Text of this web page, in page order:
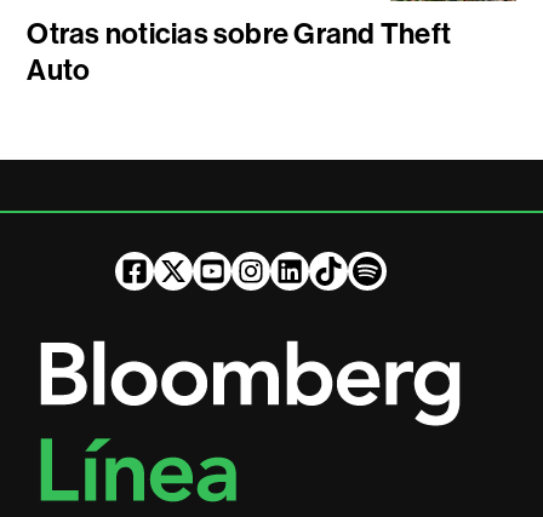
Otras noticias sobre Grand Theft
Auto